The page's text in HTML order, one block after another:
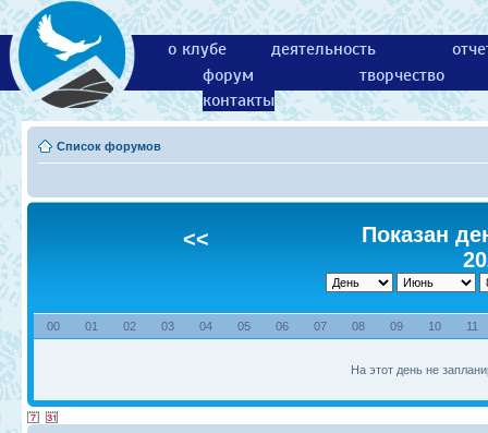
о клубе деятельность
форум
творчество
контакты
Список форумов
<<
Показан
00 01 02 03 04 05 06 07 08 09 10 11
На этот день не